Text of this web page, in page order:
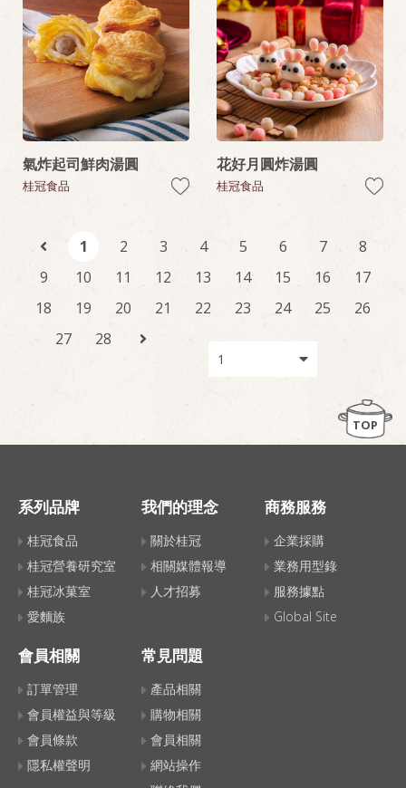
氣炸起司鮮肉湯圓
桂冠食品
花好月圓炸湯圓
桂冠食品
1 2 3 4 5 6 7
8
9
10 11 12 13 14 15 16
17
18
19 20 21 22 23 24 25
26
27
28
TOP
系列品牌
桂冠食品
桂冠營養研究室
桂冠冰菓室
愛麵族
我們的理念
關於桂冠
相關媒體報導
人才招募
商務服務
企業採購
業務用型錄
服務據點
Global Site
會員相關
訂單管理
會員權益與等級
會員條款
隱私權聲明
常見問題
產品相關
購物相關
會員相關
網站操作